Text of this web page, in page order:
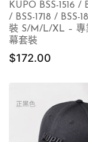
KUPO BSS-1516 /
/ BSS-1718 / BSS-
裝 S/M/L/XL – 專
幕套裝
$172.00